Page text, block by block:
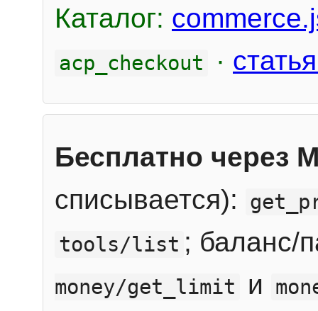
Каталог:
acp_checkout ·
Бесплатно через
списывается):
tools/list ; баланс/
money/get_limit и